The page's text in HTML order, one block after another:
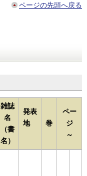
ページの先頭へ戻る
雑誌
名
（書
名）
発表
地
巻
ペー
ジ
～